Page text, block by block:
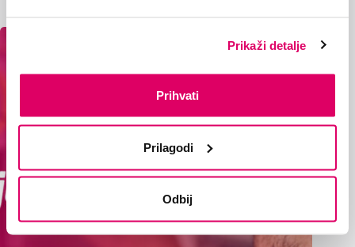
Prikaži detalje
Prihvati
Prilagodi
Odbij